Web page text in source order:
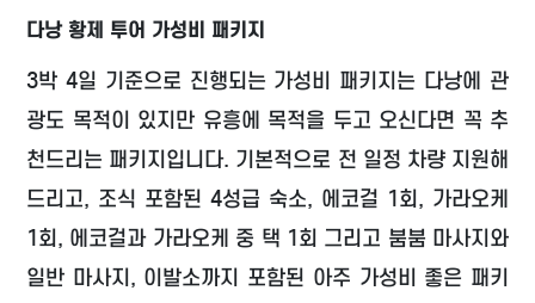
다낭 황제 투어 가성비 패키지
3박 4일 기준으로 진행되는 가성비 패키지는 다낭에 관
광도 목적이 있지만 유흥에 목적을 두고 오신다면 꼭 추
천드리는 패키지입니다. 기본적으로 전 일정 차량 지원해
드리고, 조식 포함된 4성급 숙소, 에코걸 1회, 가라오케
1회, 에코걸과 가라오케 중 택 1회 그리고 붐붐 마사지와
일반 마사지, 이발소까지 포함된 아주 가성비 좋은 패키